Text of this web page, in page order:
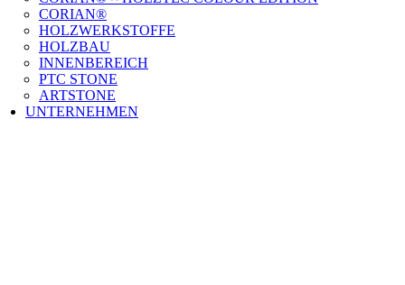
CORIAN®
HOLZWERKSTOFFE
HOLZBAU
INNENBEREICH
PTC STONE
ARTSTONE
UNTERNEHMEN